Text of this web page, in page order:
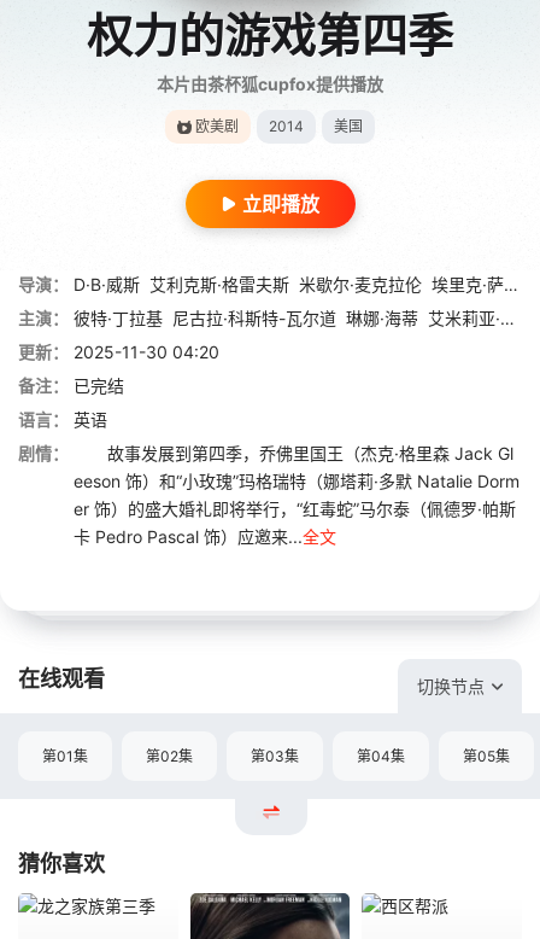
权力的游戏第四季
本片由茶杯狐cupfox提供播放
欧美剧 2014 美国
立即播放
导演： D·B·威斯 艾利克斯·格雷夫斯 米歇尔·麦克拉伦 埃里克·萨哈罗夫
主演：
彼特·丁拉基 尼古拉·科斯特-瓦尔道 琳娜·海蒂 艾米莉亚·克拉克
更新：
2025-11-30 04:20
备注：
已完结
语言：
英语
剧情：
故事发展到第四季，乔佛里国王（杰克·格里森 Jack Gl
eeson 饰）和“小玫瑰”玛格瑞特（娜塔莉·多默 Natalie Dorm
er 饰）的盛大婚礼即将举行，“红毒蛇”马尔泰（佩德罗·帕斯
卡 Pedro Pascal 饰）应邀来...全文
在线观看 切换节点
第01集 第02集 第03集 第04集 第05集
猜你喜欢